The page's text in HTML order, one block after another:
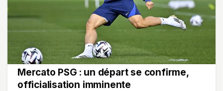
Mercato PSG : un départ se confirme,
officialisation imminente